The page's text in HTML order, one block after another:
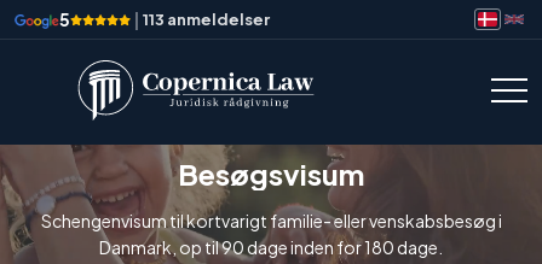
5 | 113 anmeldelser
Besøgsvisum
Schengenvisum til kortvarigt familie- eller venskabsbesøg i
Danmark, op til 90 dage inden for 180 dage.